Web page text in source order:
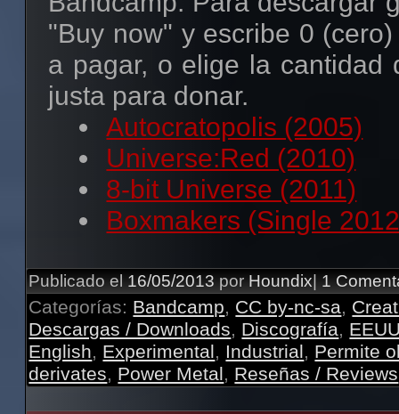
"Buy now" y escribe 0
a pagar, o elige la cantidad
justa para donar.
Autocratopolis (2005)
Universe:Red (2010)
8-bit Universe (2011)
Boxmakers (Single
Publicado el 16/05/2013 por Houndix 1
Categorías: Bandcamp, CC by-nc-sa,
Descargas / Downloads, Discografía,
English, Experimental, Industrial, Permite
derivates, Power Metal, Reseñas / Reviews